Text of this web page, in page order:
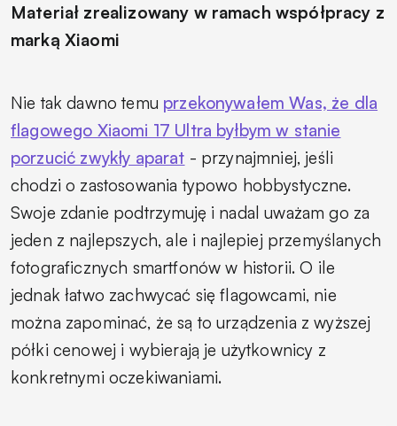
Materiał zrealizowany w ramach współpracy z
marką Xiaomi
Nie tak dawno temu przekonywałem Was, że dla
flagowego Xiaomi 17 Ultra byłbym w stanie
porzucić zwykły aparat - przynajmniej, jeśli
chodzi o zastosowania typowo hobbystyczne.
Swoje zdanie podtrzymuję i nadal uważam go za
jeden z najlepszych, ale i najlepiej przemyślanych
fotograficznych smartfonów w historii. O ile
jednak łatwo zachwycać się flagowcami, nie
można zapominać, że są to urządzenia z wyższej
półki cenowej i wybierają je użytkownicy z
konkretnymi oczekiwaniami.